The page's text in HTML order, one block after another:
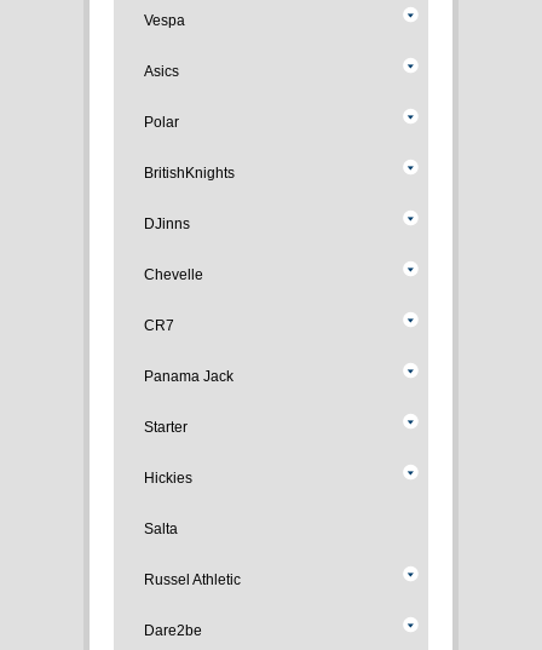
Vespa
Asics
Polar
BritishKnights
DJinns
Chevelle
CR7
Panama Jack
Starter
Hickies
Salta
Russel Athletic
Dare2be